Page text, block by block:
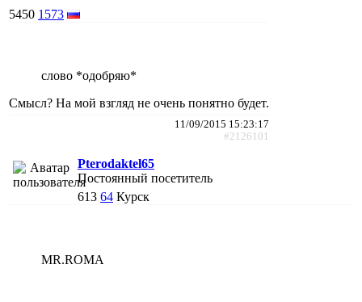
5450 1573
слово *одобряю*
Смысл? На мой взгляд не очень понятно будет.
11/09/2015 15:23:17
#2126101
Pterodaktel65
Постоянный посетитель
613 64 Курск
MR.ROMA